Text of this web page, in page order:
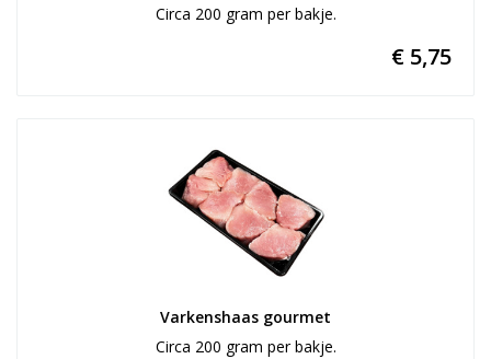
Circa 200 gram per bakje.
€ 5,75
Varkenshaas gourmet
Circa 200 gram per bakje.